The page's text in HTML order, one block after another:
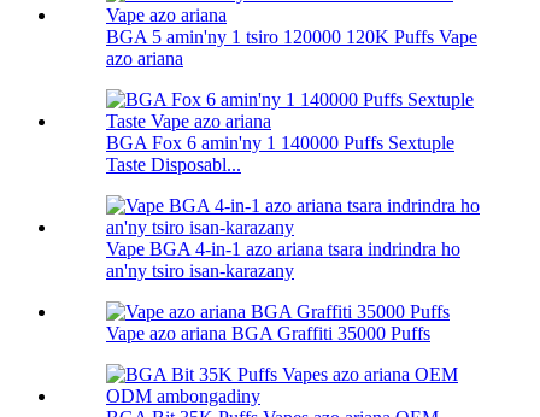
BGA 5 amin'ny 1 tsiro 120000 120K Puffs Vape
azo ariana
BGA Fox 6 amin'ny 1 140000 Puffs Sextuple
Taste Disposabl...
Vape BGA 4-in-1 azo ariana tsara indrindra ho
an'ny tsiro isan-karazany
Vape azo ariana BGA Graffiti 35000 Puffs